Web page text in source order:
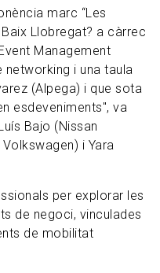
marc “Les
Llobregat? a càrrec
Management
networking i una taula
(Alpega) i que sota
esdeveniments", va
Bajo (Nissan
Volkswagen) i Yara
per explorar les
de negoci, vinculades
de mobilitat